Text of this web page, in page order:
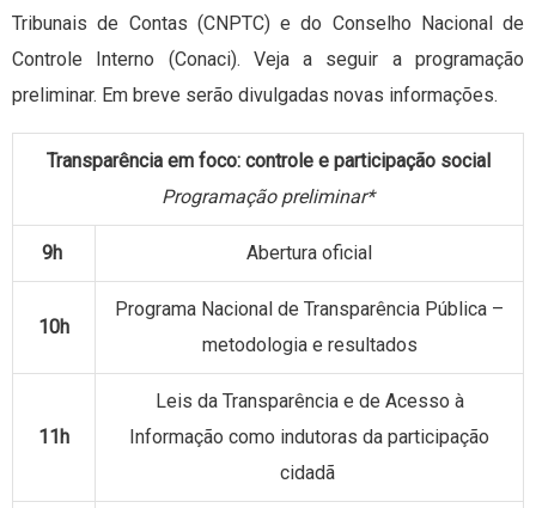
Tribunais de Contas (CNPTC) e do Conselho Nacional de
Controle Interno (Conaci). Veja a seguir a programação
preliminar. Em breve serão divulgadas novas informações.
Transparência em foco: controle e participação social
Programação preliminar*
9h Abertura oficial
10h
Programa Nacional de Transparência Pública –
metodologia e resultados
11h
Leis da Transparência e de Acesso à
Informação como indutoras da participação
cidadã